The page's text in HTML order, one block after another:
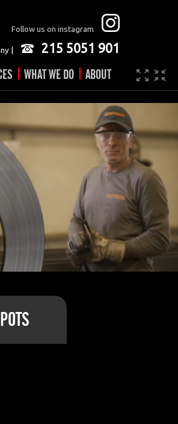
Follow us on instagram
| 215 5051 901
| WHAT WE DO | ABOUT
Company
JOBS
Video made easy
Contact